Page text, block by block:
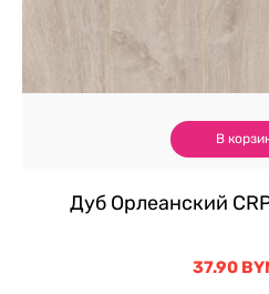
В
Дуб Орлеанский
37.90